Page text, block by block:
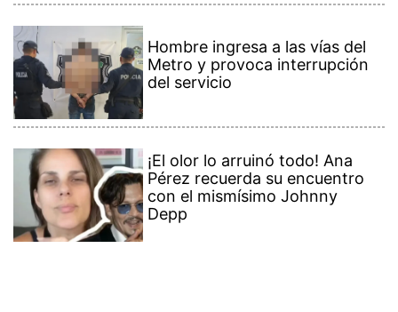
Hombre ingresa a las vías del
Metro y provoca interrupción
del servicio
¡El olor lo arruinó todo! Ana
Pérez recuerda su encuentro
con el mismísimo Johnny
Depp